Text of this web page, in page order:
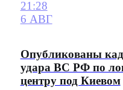
21:28
6 АВГ
Опубликованы
удара ВС РФ по
центру под Киевом